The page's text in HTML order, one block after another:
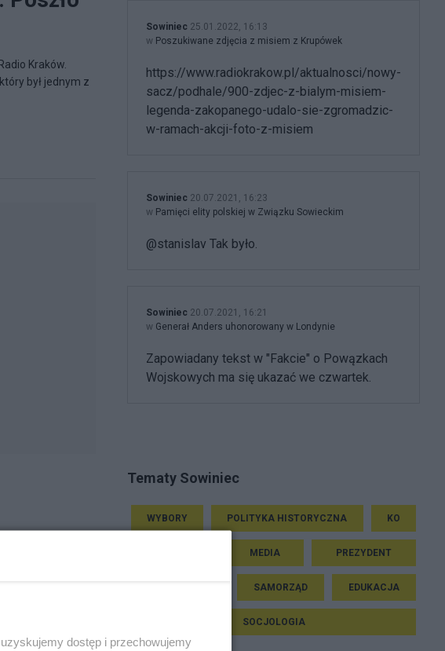
Kraków.
był jednym z
to jego
na budynku, w
Sowiniec 25.01.2022, 16:13
w Poszukiwane zdjęcia z misiem z Krupówek
https://www.radiokrakow.pl/aktualnosci/nowy-
sacz/podhale/900-zdjec-z-bialym-misiem-
legenda-zakopanego-udalo-sie-zgromadzic-
w-ramach-akcji-foto-z-misiem
Sowiniec 20.07.2021, 16:23
w Pamięci elity polskiej w Związku Sowieckim
@stanislav Tak było.
Sowiniec 20.07.2021, 16:21
w Generał Anders uhonorowany w Londynie
Zapowiadany tekst w "Fakcie" o Powązkach
Wojskowych ma się ukazać we czwartek.
Tematy Sowiniec
WYBORY POLITYKA HISTORYCZNA KO
MEDIA PREZYDENT
SAMORZĄD EDUKACJA
SOCJOLOGIA
dostęp i przechowujemy